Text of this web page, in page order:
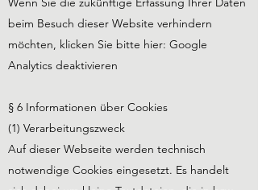
beim Besuch dieser Website verhindern
möchten, klicken Sie bitte hier: Google
Analytics deaktivieren
§ 6 Informationen über Cookies
(1) Verarbeitungszweck
Auf dieser Webseite werden technisch
notwendige Cookies eingesetzt. Es handelt